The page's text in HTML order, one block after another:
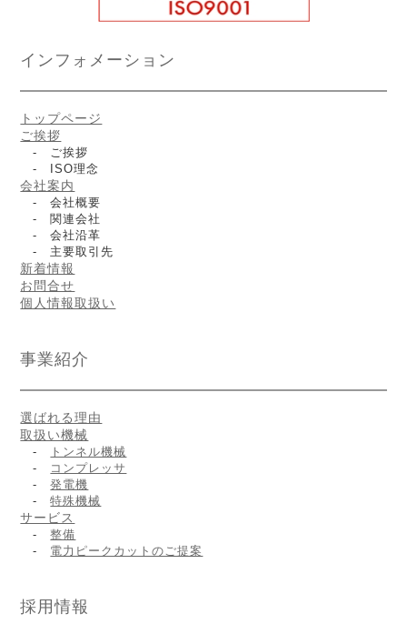
インフォメーション
トップページ
ご挨拶
- ご挨拶
- ISO理念
会社案内
- 会社概要
- 関連会社
- 会社沿革
- 主要取引先
新着情報
お問合せ
個人情報取扱い
事業紹介
選ばれる理由
取扱い機械
-
トンネル機械
-
コンプレッサ
-発電機
-特殊機械
サービス
-整備
- 電力ピークカットのご提案
採用情報